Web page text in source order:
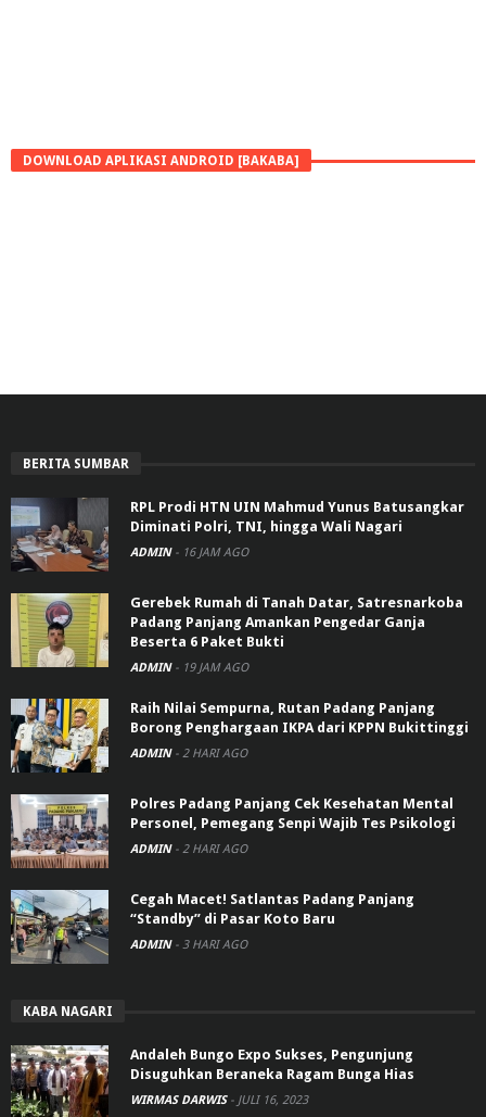
DOWNLOAD APLIKASI ANDROID [BAKABA]
BERITA SUMBAR
RPL Prodi HTN UIN Mahmud Yunus Batusangkar
Diminati Polri, TNI, hingga Wali Nagari
ADMIN - 16 JAM AGO
Gerebek Rumah di Tanah Datar, Satresnarkoba
Padang Panjang Amankan Pengedar Ganja
Beserta 6 Paket Bukti
ADMIN - 19 JAM AGO
Raih Nilai Sempurna, Rutan Padang Panjang
Borong Penghargaan IKPA dari KPPN Bukittinggi
ADMIN - 2 HARI AGO
Polres Padang Panjang Cek Kesehatan Mental
Personel, Pemegang Senpi Wajib Tes Psikologi
ADMIN - 2 HARI AGO
Cegah Macet! Satlantas Padang Panjang
“Standby” di Pasar Koto Baru
ADMIN - 3 HARI AGO
KABA NAGARI
Andaleh Bungo Expo Sukses, Pengunjung
Disuguhkan Beraneka Ragam Bunga Hias
WIRMAS DARWIS - JULI 16, 2023